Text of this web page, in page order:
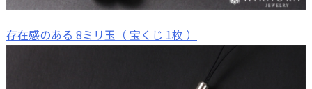
存在感のある 8ミリ玉（ 宝くじ 1枚 ）